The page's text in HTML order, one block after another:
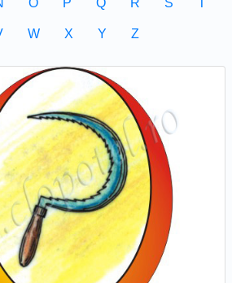
O P Q R S T
W X Y Z